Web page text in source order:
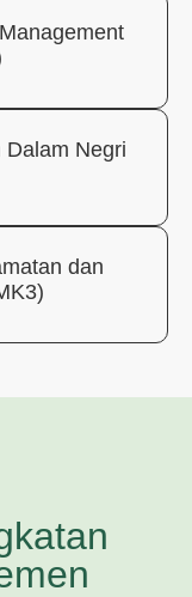
Dalam Negri
dan